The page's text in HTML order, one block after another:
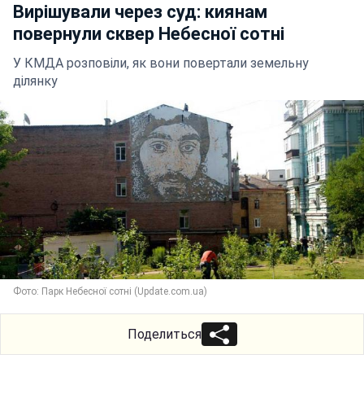
Вирішували через суд: киянам
повернули сквер Небесної сотні
У КМДА розповіли, як вони повертали земельну
ділянку
Фото: Парк Небесної сотні (Update.com.ua)
Поделиться